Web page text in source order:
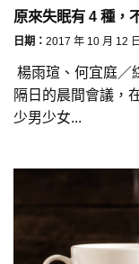
原來失眠有 4 種，
日期： 2017 年 10 月 12 日
楊雨瑄、何宜庭／
隔日的晨間會議，
少男少女...